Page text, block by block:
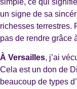
simple, ce qui
un signe de sa
richesses terrestres.
pas de rendre grâce
À Versailles, j’ai
Cela est un don de
beaucoup de types